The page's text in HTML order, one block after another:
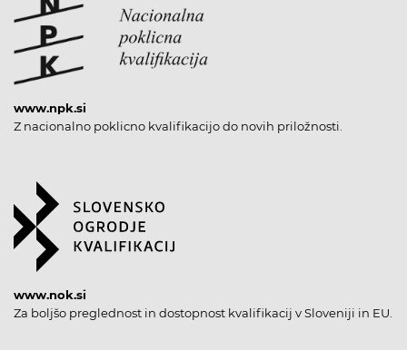
www.npk.si
Z nacionalno poklicno kvalifikacijo do novih priložnosti.
www.nok.si
Za boljšo preglednost in dostopnost kvalifikacij v Sloveniji in EU.